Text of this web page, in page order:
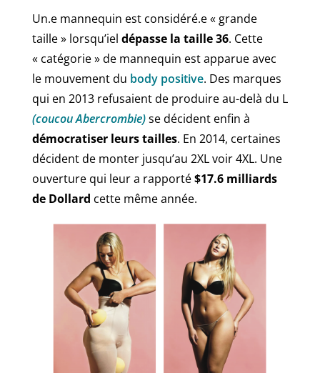
Un.e mannequin est considéré.e « grande
taille » lorsqu’iel dépasse la taille 36. Cette
« catégorie » de mannequin est apparue avec
le mouvement du body positive. Des marques
qui en 2013 refusaient de produire au-delà du L
(coucou Abercrombie)se décident enfin à
démocratiser leurs tailles. En 2014, certaines
décident de monter jusqu’au 2XL voir 4XL. Une
ouverture qui leur a rapporté$17.6 milliards
de Dollard cette même année.